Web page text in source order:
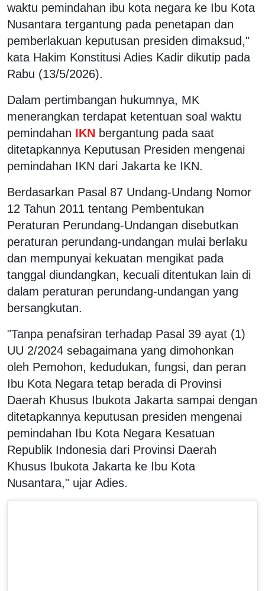
waktu pemindahan ibu kota negara ke Ibu Kota
Nusantara tergantung pada penetapan dan
pemberlakuan keputusan presiden dimaksud,"
kata Hakim Konstitusi Adies Kadir dikutip pada
Rabu (13/5/2026).
Dalam pertimbangan hukumnya, MK
menerangkan terdapat ketentuan soal waktu
pemindahan IKN bergantung pada saat
ditetapkannya Keputusan Presiden mengenai
pemindahan IKN dari Jakarta ke IKN.
Berdasarkan Pasal 87 Undang-Undang Nomor
12 Tahun 2011 tentang Pembentukan
Peraturan Perundang-Undangan disebutkan
peraturan perundang-undangan mulai berlaku
dan mempunyai kekuatan mengikat pada
tanggal diundangkan, kecuali ditentukan lain di
dalam peraturan perundang-undangan yang
bersangkutan.
"Tanpa penafsiran terhadap Pasal 39 ayat (1)
UU 2/2024 sebagaimana yang dimohonkan
oleh Pemohon, kedudukan, fungsi, dan peran
Ibu Kota Negara tetap berada di Provinsi
Daerah Khusus Ibukota Jakarta sampai dengan
ditetapkannya keputusan presiden mengenai
pemindahan Ibu Kota Negara Kesatuan
Republik Indonesia dari Provinsi Daerah
Khusus Ibukota Jakarta ke Ibu Kota
Nusantara," ujar Adies.